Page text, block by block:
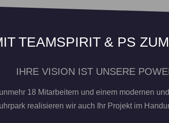
TEAM­SPIRIT & PS
IHRE VISION IST UNSERE
18 Mitarbeitern und einem modernen
realisieren wir auch Ihr Projekt im